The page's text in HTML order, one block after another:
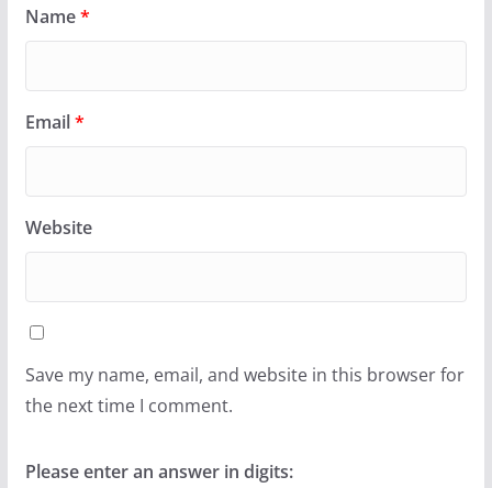
Name*
Email*
Website
Save my name, email, and website in this browser for
the next time I comment.
Please enter an answer in digits: